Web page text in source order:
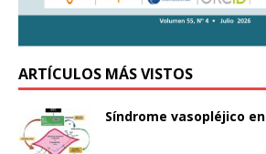
ARTÍCULOS MÁS VISTOS
Síndrome vasopléjico